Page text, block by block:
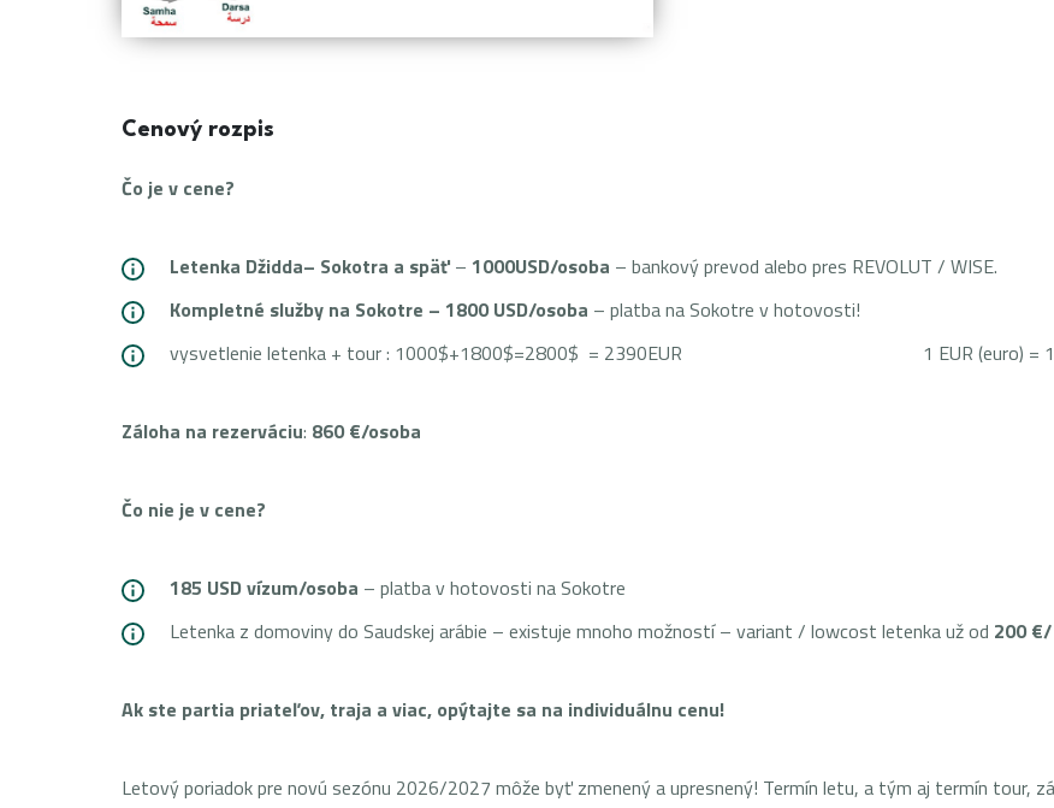
Cenový rozpis
Čo je v cene?
Letenka Džidda– Sokotra a späť – 1000USD/osoba – bankový prevod alebo pres REVOLUT / WISE.
Kompletné služby na Sokotre – 1800 USD/osoba – platba na Sokotre v hotovosti!
vysvetlenie letenka + tour : 1000$+1800$=2800$ = 2390EUR 1 EUR (euro) = 1.17
Záloha na rezerváciu: 860 €/osoba
Čo nie je v cene?
185 USD vízum/osoba – platba v hotovosti na Sokotre
Letenka z domoviny do Saudskej arábie – existuje mnoho možností – variant / lowcost letenka už od 200
Ak ste partia priateľov, traja a viac, opýtajte sa na individuálnu cenu!
Letový poriadok pre novú sezónu 2026/2027 môže byť zmenený a upresnený! Termín letu, a tým aj termín tour,